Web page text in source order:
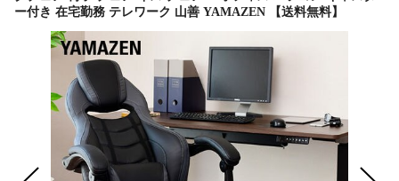
ー付き 在宅勤務 テレワーク 山善 YAMAZEN 【送料無料】